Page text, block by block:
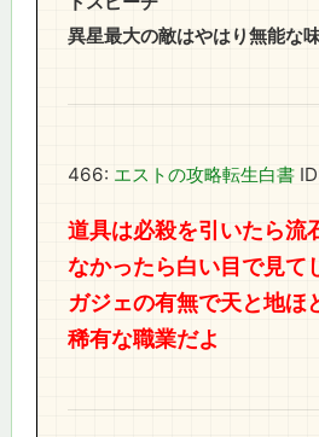
異星最大の敵はやはり無能な
466: エストの攻略転生白書
道具は必殺を引いたら流
なかったら白い目で見て
ガジェの有無で天と地ほ
稀有な職業だよ